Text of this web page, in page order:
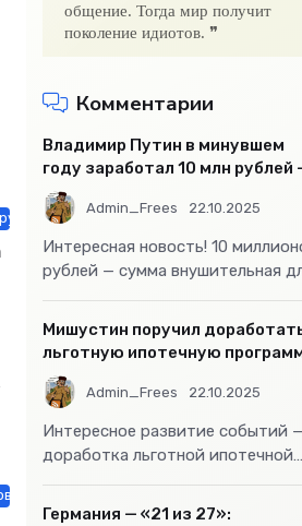
/ Животные и растения /
/ СТАТЬИ / Товары / Строй
общение. Тогда мир получит
поколение идиотов. ❞
Комментарии
Владимир Путин в минувшем
году заработал 10 млн рублей -
«Бизнес»
Admin_Frees 22.10.2025
Интересная новость! 10
рублей — сумма внушительная
не
Мишустин поручил
льготную ипотечную
- «Бизнес»
Admin_Frees 22.10.2025
Интересное развитие событий —
доработка льготной ипотечной
стать
Германия — «21 из 27»: